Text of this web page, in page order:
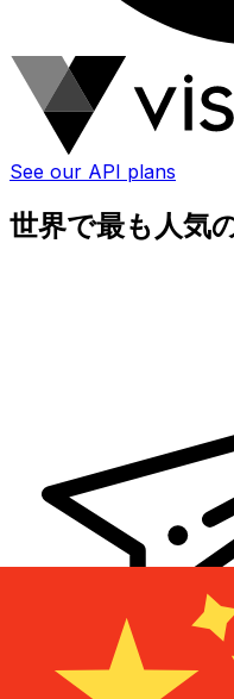
See our API plans
世界で最も人気